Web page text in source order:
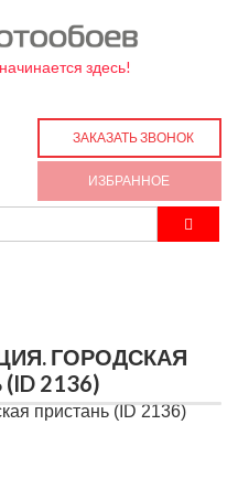
здесь!
ЗАКАЗАТЬ ЗВОНОК
ИЗБРАННОЕ
ГОРОДСКАЯ
2136)